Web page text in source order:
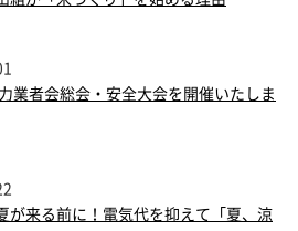
業者会総会・安全大会を開催いたしま
が来る前に！電気代を抑えて「夏、涼